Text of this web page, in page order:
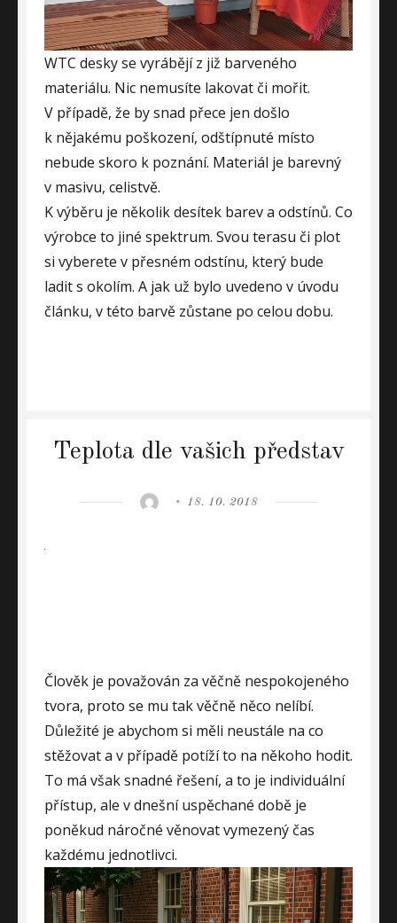
WTC desky se vyrábějí z již barveného
materiálu. Nic nemusíte lakovat či mořit.
V případě, že by snad přece jen došlo
k nějakému poškození, odštípnuté místo
nebude skoro k poznání. Materiál je barevný
v masivu, celistvě.
K výběru je několik desítek barev a odstínů. Co
výrobce to jiné spektrum. Svou terasu či plot
si vyberete v přesném odstínu, který bude
ladit s okolím. A jak už bylo uvedeno v úvodu
článku, v této barvě zůstane po celou dobu.
Teplota dle vašich představ
AuthorPosted
18. 10. 2018
Člověk je považován za věčně nespokojeného
tvora, proto se mu tak věčně něco nelíbí.
Důležité je abychom si měli neustále na co
stěžovat a v případě potíží to na někoho hodit.
To má však snadné řešení, a to je individuální
přístup, ale v dnešní uspěchané době je
poněkud náročné věnovat vymezený čas
každému jednotlivci.